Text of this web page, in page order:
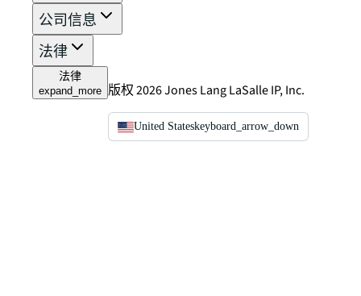
公司信息
法律
法律
expand_more 版权 2026 Jones Lang LaSalle IP, Inc.
United Stateskeyboard_arrow_down